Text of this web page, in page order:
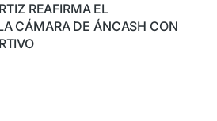
REAFIRMA EL
CÁMARA DE ÁNCASH CON